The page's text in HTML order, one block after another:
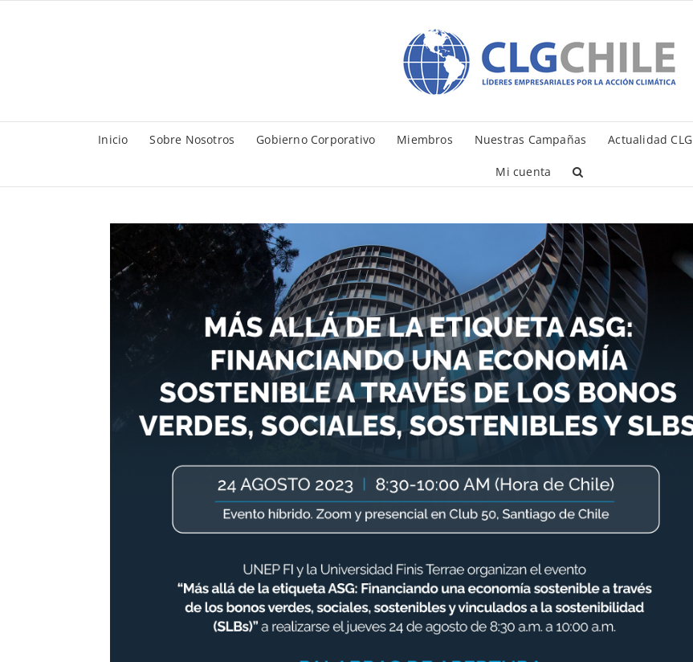
Inicio Sobre Nosotros Gobierno Corporativo Miembros Nuestras Campañas Actualidad CLG
Mi cuenta